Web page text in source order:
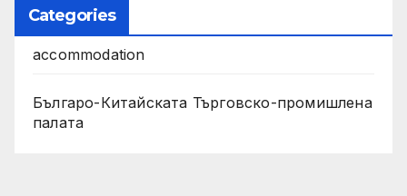
Categories
accommodation
Българо-Китайската Търговско-промишлена
палата